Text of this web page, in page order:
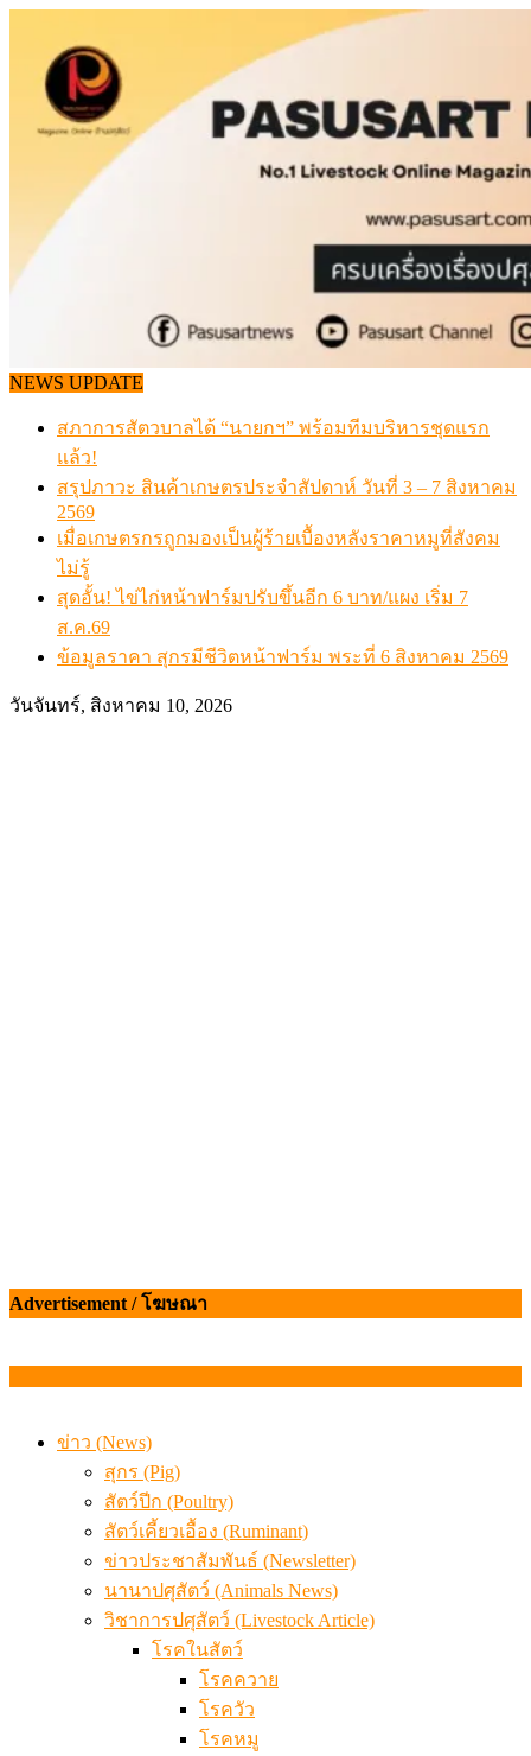
content
NEWS UPDATE
สภาการสัตวบาลได้ “นายกฯ” พร้อมทีมบริหารชุดแรก
แล้ว!
สรุปภาวะ สินค้าเกษตรประจำสัปดาห์ วันที่ 3 – 7 สิงหาคม
2569
เมื่อเกษตรกรถูกมองเป็นผู้ร้ายเบื้องหลังราคาหมูที่สังคม
ไม่รู้
สุดอั้น! ไข่ไก่หน้าฟาร์มปรับขึ้นอีก 6 บาท/แผง เริ่ม 7
ส.ค.69
ข้อมูลราคา สุกรมีชีวิตหน้าฟาร์ม พระที่ 6 สิงหาคม 2569
วันจันทร์, สิงหาคม 10, 2026
Advertisement / โฆษณา
ข่าว (News)
สุกร (Pig)
สัตว์ปีก (Poultry)
สัตว์เคี้ยวเอื้อง (Ruminant)
ข่าวประชาสัมพันธ์ (Newsletter)
นานาปศุสัตว์ (Animals News)
วิชาการปศุสัตว์ (Livestock Article)
โรคในสัตว์
โรคควาย
โรควัว
โรคหมู